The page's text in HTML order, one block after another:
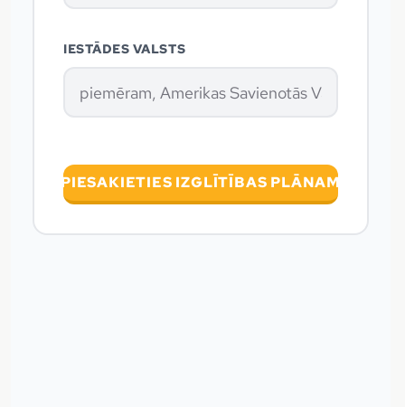
IESTĀDES VALSTS
PIESAKIETIES IZGLĪTĪBAS PLĀNAM